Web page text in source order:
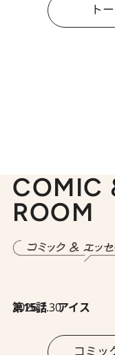
ト
COMIC
ROOM
2026.7.30
第15話 アイス
コミッ